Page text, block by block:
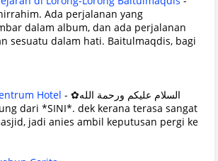
Ada perjalanan yang
dalam album, dan ada perjalanan
sesuatu dalam hati. Baitulmaqdis, bagi
Hotel - ✿السلام عليكم ورحمة الله
jadi anies ambil keputusan pergi ke